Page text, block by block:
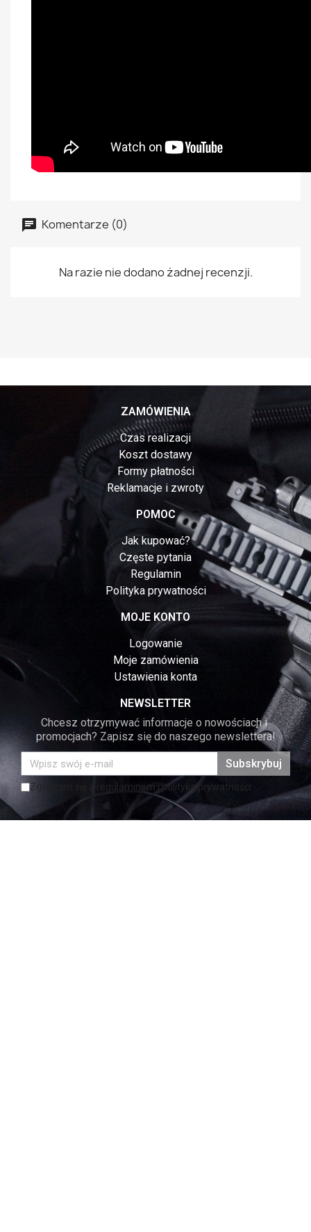
Komentarze (0)
Na razie nie dodano żadnej recenzji.
ZAMÓWIENIA
Czas realizacji
Koszt dostawy
Formy płatności
Reklamacje i zwroty
POMOC
Jak kupować?
Częste pytania
Regulamin
Polityka prywatności
MOJE KONTO
Logowanie
Moje zamówienia
Ustawienia konta
NEWSLETTER
Chcesz otrzymywać informacje o nowościach i
promocjach? Zapisz się do naszego newslettera!
Subskrybuj
Zgadzam się z regulaminem i polityką prywatności